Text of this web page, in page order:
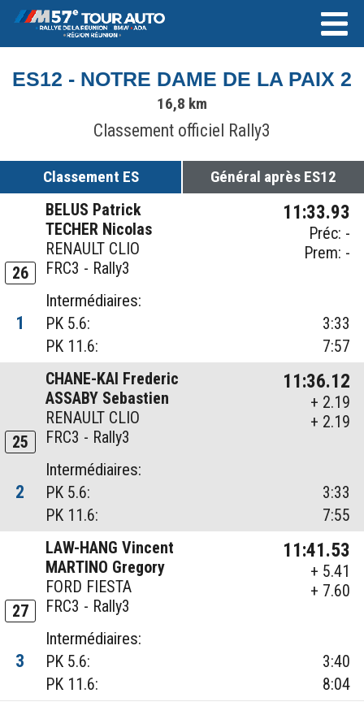
ES12 - NOTRE DAME DE LA PAIX 2
16,8 km
Classement officiel Rally3
Classement ES Général après ES12
26
BELUS Patrick
TECHER Nicolas
RENAULT CLIO
FRC3 - Rally3
11:33.93
Préc: -
Prem: -
1
Intermédiaires:
PK 5.6:
3:33
PK 11.6:
7:57
25
CHANE-KAI Frederic
ASSABY Sebastien
RENAULT CLIO
FRC3 - Rally3
11:36.12
+ 2.19
+ 2.19
2
Intermédiaires:
PK 5.6:
3:33
PK 11.6:
7:55
27
LAW-HANG Vincent
MARTINO Gregory
FORD FIESTA
FRC3 - Rally3
11:41.53
+ 5.41
+ 7.60
3
Intermédiaires:
PK 5.6:
3:40
PK 11.6:
8:04